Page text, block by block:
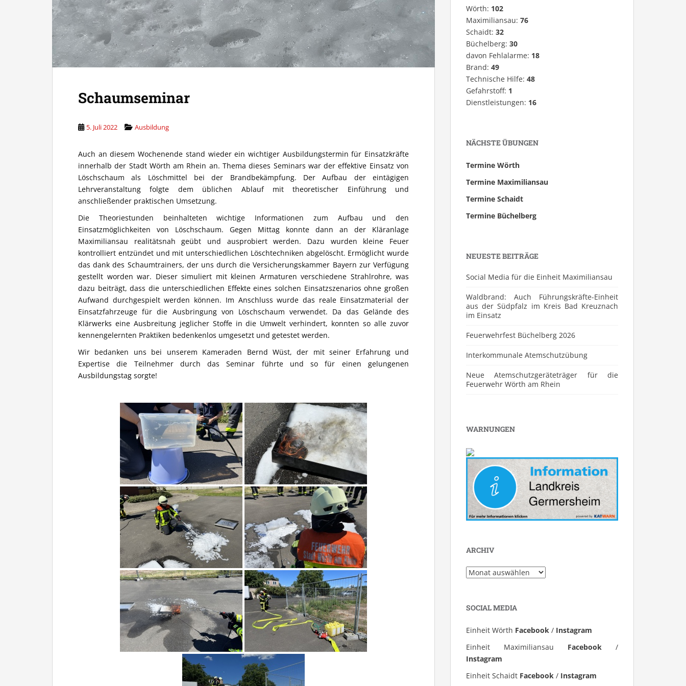
Schaumseminar
5. Juli 2022 Ausbildung
Auch an diesem Wochenende stand wieder ein wichtiger Ausbildungstermin für Einsatzkräfte
innerhalb der Stadt Wörth am Rhein an. Thema dieses Seminars war der effektive Einsatz von
Löschschaum als Löschmittel bei der Brandbekämpfung. Der Aufbau der eintägigen
Lehrveranstaltung folgte dem üblichen Ablauf mit theoretischer Einführung und
anschließender praktischen Umsetzung.
Die Theoriestunden beinhalteten wichtige Informationen zum Aufbau und den
Einsatzmöglichkeiten von Löschschaum. Gegen Mittag konnte dann an der Kläranlage
Maximiliansau realitätsnah geübt und ausprobiert werden. Dazu wurden kleine Feuer
kontrolliert entzündet und mit unterschiedlichen Löschtechniken abgelöscht. Ermöglicht wurde
das dank des Schaumtrainers, der uns durch die Versicherungskammer Bayern zur Verfügung
gestellt worden war. Dieser simuliert mit kleinen Armaturen verschiedene Strahlrohre, was
dazu beiträgt, dass die unterschiedlichen Effekte eines solchen Einsatzszenarios ohne großen
Aufwand durchgespielt werden können. Im Anschluss wurde das reale Einsatzmaterial der
Einsatzfahrzeuge für die Ausbringung von Löschschaum verwendet. Da das Gelände des
Klärwerks eine Ausbreitung jeglicher Stoffe in die Umwelt verhindert, konnten so alle zuvor
kennengelernten Praktiken bedenkenlos umgesetzt und getestet werden.
Wir bedanken uns bei unserem Kameraden Bernd Wüst, der mit seiner Erfahrung und
Expertise die Teilnehmer durch das Seminar führte und so für einen gelungenen
Ausbildungstag sorgte!
Wörth: 102
Maximiliansau: 76
Schaidt: 32
Büchelberg: 30
davon Fehlalarme: 18
Brand: 49
Technische Hilfe: 48
Gefahrstoff: 1
Dienstleistungen: 16
NÄCHSTE ÜBUNGEN
Termine Wörth
Termine Maximiliansau
Termine Schaidt
Termine Büchelberg
NEUESTE BEITRÄGE
Social Media für die Einheit Maximiliansau
Waldbrand: Auch Führungskräfte-Einheit
aus der Südpfalz im Kreis Bad Kreuznach
im Einsatz
Feuerwehrfest Büchelberg 2026
⁠Interkommunale Atemschutzübung
Neue Atemschutzgeräteträger für die
Feuerwehr Wörth am Rhein
WARNUNGEN
ARCHIV
Archiv
SOCIAL MEDIA
Einheit Wörth Facebook / Instagram
Einheit Maximiliansau Facebook /
Instagram
Einheit Schaidt Facebook / Instagram